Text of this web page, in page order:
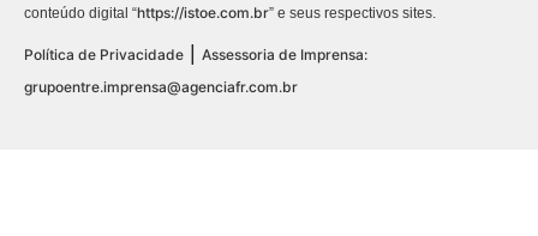
conteúdo digital “https://istoe.com.br” e seus respectivos sites.
Política de Privacidade
Assessoria de Imprensa:
grupoentre.imprensa@agenciafr.com.br